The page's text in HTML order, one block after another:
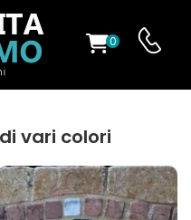
0
vari colori